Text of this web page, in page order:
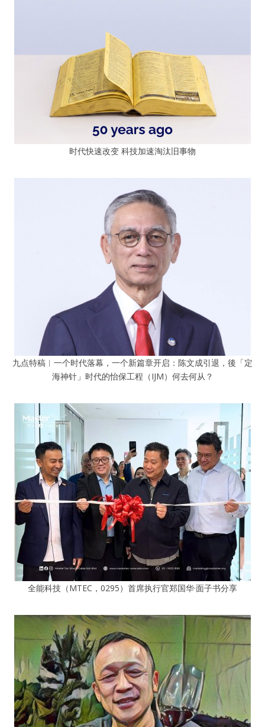
时代快速改变 科技加速淘汰旧事物
九点特稿︱一个时代落幕，一个新篇章开启：陈文成引退，後「定
海神针」时代的怡保工程（IJM）何去何从？
全能科技（MTEC，0295）首席执行官郑国华·面子书分享